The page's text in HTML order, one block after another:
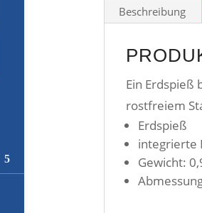
Beschreibung
Ein Erdspieß
rostfreiem
Erdspieß
integrierte
Gewicht: